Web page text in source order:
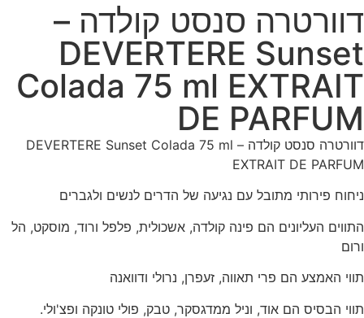
דוורטרה סנסט קולדה –
DEVERTERE Sunset
Colada 75 ml EXTRAIT
DE PARFUM
דוורטרה סנסט קולדה – DEVERTERE Sunset Colada 75 ml
EXTRAIT DE PARFUM
ניחוח פירותי מתובל עם נגיעה של הדרים לנשים ולגברים
התווים העליונים הם פינה קולדה, אשכולית, פלפל ורוד, מוסקט, הל
ורום
תווי האמצע הם פרי תאווה, זעפרן, נרולי ודוואנה
תווי הבסיס הם אוד, וניל ממדגסקר, טבק, פולי טונקה ופצ'ולי.